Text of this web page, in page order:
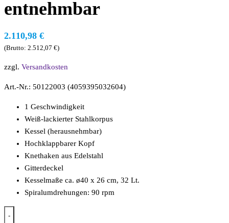
entnehmbar
2.110,98 €
(Brutto: 2.512,07 €)
zzgl. Versandkosten
Art.-Nr.: 50122003 (4059395032604)
1 Geschwindigkeit
Weiß-lackierter Stahlkorpus
Kessel (herausnehmbar)
Hochklappbarer Kopf
Knethaken aus Edelstahl
Gitterdeckel
Kesselmaße ca. ø40 x 26 cm, 32 Lt.
Spiralumdrehungen: 90 rpm
-